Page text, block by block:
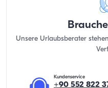
Unsere Urlaubsberater
Kundenservice
+90 552 822